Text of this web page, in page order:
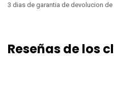
3 dias de garantia de devolucion
Reseñas de los